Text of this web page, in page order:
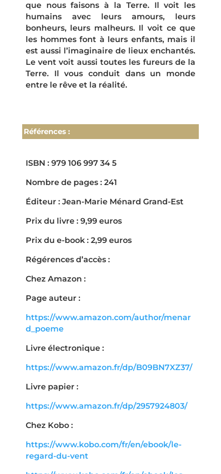
que nous faisons à la Terre. Il voit les
humains avec leurs amours, leurs
bonheurs, leurs malheurs. Il voit ce que
les hommes font à leurs enfants, mais il
est aussi l’imaginaire de lieux enchantés.
Le vent voit aussi toutes les fureurs de la
Terre. Il vous conduit dans un monde
entre le rêve et la réalité.
Références :
ISBN : 979 106 997 34 5
Nombre de pages : 241
Éditeur : Jean-Marie Ménard Grand-Est
Prix du livre : 9,99 euros
Prix du e-book : 2,99 euros
Régérences d’accès :
Chez Amazon :
Page auteur :
https://www.amazon.com/author/menar
d_poeme
Livre électronique :
https://www.amazon.fr/dp/B09BN7XZ37/
Livre papier :
https://www.amazon.fr/dp/2957924803/
Chez Kobo :
https://www.kobo.com/fr/en/ebook/le-
regard-du-vent